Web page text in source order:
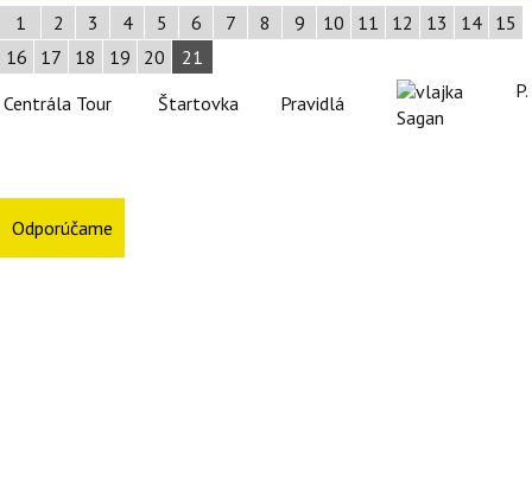
1 2 3 4 5 6 7 8 9 10 11 12 13 14 15
16
17 18 19 20
21
Centrála Tour
Štartovka Pravidlá
P.
Sagan
Odporúčame